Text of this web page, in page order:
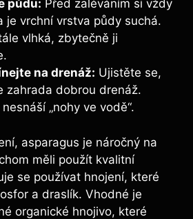
půdu: Před zaléváním si vždy
je vrchní vrstva půdy suchá.
vlhká, zbytečně ji
na drenáž: Ujistěte se,
zahrada dobrou drenáž.
„nohy ve vodě“.
asparagus je náročný na
měli použít kvalitní
se používat hnojení, které
a draslík. Vhodné je
organické hnojivo, které